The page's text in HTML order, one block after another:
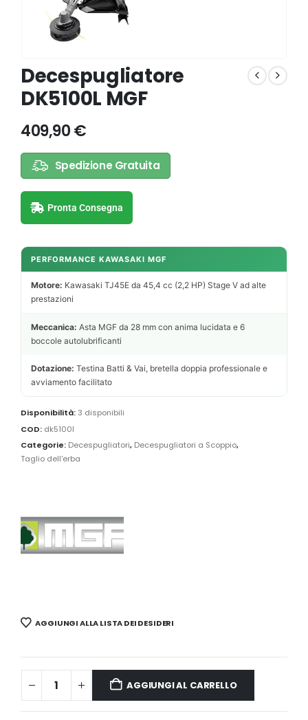
Decespugliatore
DK5100L MGF
409,90€
Spedizione Gratuita
Pronta Consegna
PERFORMANCE KAWASAKI MGF
Motore: Kawasaki TJ45E da 45,4 cc (2,2 HP) Stage V ad alte
prestazioni
Meccanica: Asta MGF da 28 mm con anima lucidata e 6
boccole autolubrificanti
Dotazione: Testina Batti & Vai, bretella doppia professionale e
avviamento facilitato
Disponibilità:3 disponibili
COD: dk5100l
Categorie: Decespugliatori, Decespugliatori a Scoppio,
Taglio dell'erba
AGGIUNGI ALLA LISTA DEI DESIDERI
AGGIUNGI AL CARRELLO